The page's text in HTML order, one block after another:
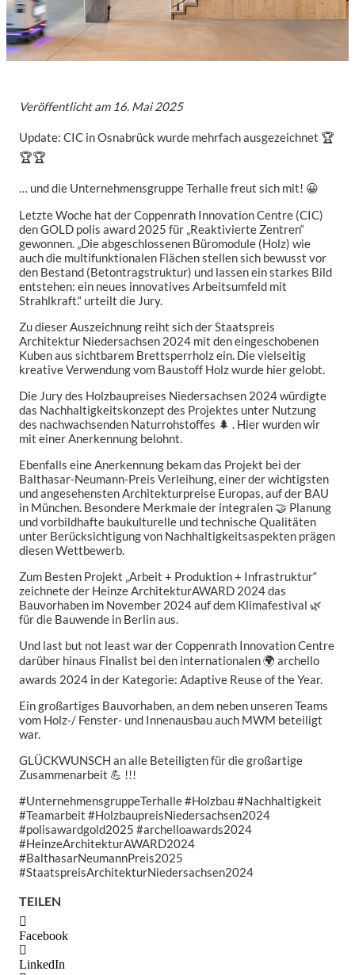
Veröffentlicht am 16. Mai 2025
Update: CIC in Osnabrück wurde mehrfach ausgezeichnet 🏆
🏆🏆
… und die Unternehmensgruppe Terhalle freut sich mit! 😀
Letzte Woche hat der Coppenrath Innovation Centre (CIC)
den GOLD polis award 2025 für „Reaktivierte Zentren“
gewonnen. „Die abgeschlossenen Büromodule (Holz) wie
auch die multifunktionalen Flächen stellen sich bewusst vor
den Bestand (Betontragstruktur) und lassen ein starkes Bild
entstehen: ein neues innovatives Arbeitsumfeld mit
Strahlkraft.“ urteilt die Jury.
Zu dieser Auszeichnung reiht sich der Staatspreis
Architektur Niedersachsen 2024 mit den eingeschobenen
Kuben aus sichtbarem Brettsperrholz ein. Die vielseitig
kreative Verwendung vom Baustoff Holz wurde hier gelobt.
Die Jury des Holzbaupreises Niedersachsen 2024 würdigte
das Nachhaltigkeitskonzept des Projektes unter Nutzung
des nachwachsenden Naturrohstoffes 🌲 . Hier wurden wir
mit einer Anerkennung belohnt.
Ebenfalls eine Anerkennung bekam das Projekt bei der
Balthasar-Neumann-Preis Verleihung, einer der wichtigsten
und angesehensten Architekturpreise Europas, auf der BAU
in München. Besondere Merkmale der integralen 🤝 Planung
und vorbildhafte baukulturelle und technische Qualitäten
unter Berücksichtigung von Nachhaltigkeitsaspekten prägen
diesen Wettbewerb.
Zum Besten Projekt „Arbeit + Produktion + Infrastruktur“
zeichnete der Heinze ArchitekturAWARD 2024 das
Bauvorhaben im November 2024 auf dem Klimafestival 🌿
für die Bauwende in Berlin aus.
Und last but not least war der Coppenrath Innovation Centre
darüber hinaus Finalist bei den internationalen 🌍 archello
awards 2024 in der Kategorie: Adaptive Reuse of the Year.
Ein großartiges Bauvorhaben, an dem neben unseren Teams
vom Holz-/ Fenster- und Innenausbau auch MWM beteiligt
war.
GLÜCKWUNSCH an alle Beteiligten für die großartige
Zusammenarbeit 💪 !!!
#UnternehmensgruppeTerhalle #Holzbau #Nachhaltigkeit
#Teamarbeit #HolzbaupreisNiedersachsen2024
#polisawardgold2025 #archelloawards2024
#HeinzeArchitekturAWARD2024
#BalthasarNeumannPreis2025
#StaatspreisArchitekturNiedersachsen2024
TEILEN
Facebook
LinkedIn